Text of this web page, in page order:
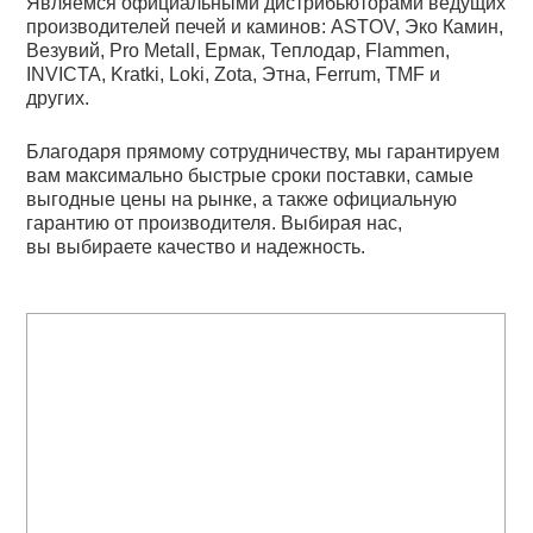
производителей печей и каминов: ASTOV, Эко Камин,
Везувий, Pro Metall, Ермак, Теплодар, Flammen,
INVICTA, Kratki, Loki, Zota, Этна, Ferrum, TMF и
других.
Благодаря прямому сотрудничеству, мы гарантируем
вам максимально быстрые сроки поставки, самые
выгодные цены на рынке, а также официальную
гарантию от производителя. Выбирая нас,
вы выбираете качество и надежность.